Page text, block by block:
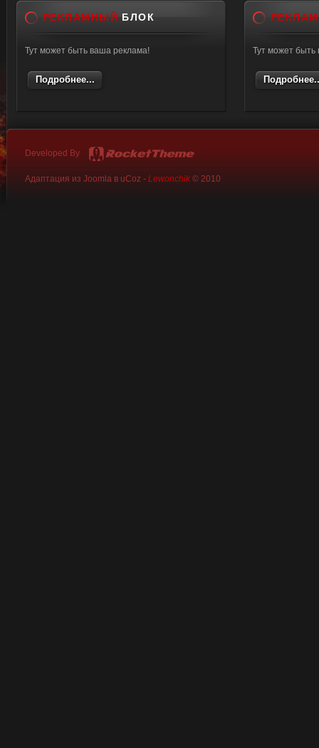
РЕКЛАМНЫЙ БЛОК
Тут может быть ваша реклама!
Подробнее...
Тут может
Developed By
Адаптация из Joomla в uCoz - Lewonchik© 2010